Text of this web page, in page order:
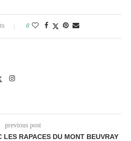
0
previous post
LES RAPACES DU MONT BEUVRAY